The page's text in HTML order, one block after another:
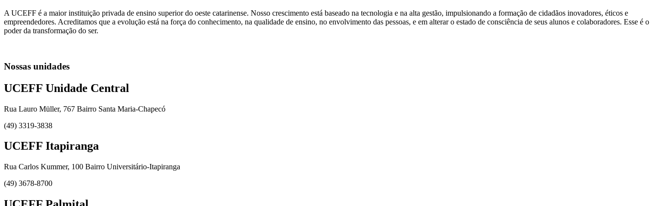
A UCEFF é a maior instituição privada de ensino superior do oeste catarinense. Nosso crescimento está baseado na tecnologia e na alta gestão, impulsionando a formação de cidadãos inovadores, éticos e
empreendedores. Acreditamos que a evolução está na força do conhecimento, na qualidade de ensino, no envolvimento das pessoas, e em alterar o estado de consciência de seus alunos e colaboradores. Esse é o
poder da transformação do ser.
Nossas unidades
UCEFF Unidade Central
Rua Lauro Müller, 767 Bairro Santa Maria-Chapecó
(49) 3319-3838
UCEFF Itapiranga
Rua Carlos Kummer, 100 Bairro Universitário-Itapiranga
(49) 3678-8700